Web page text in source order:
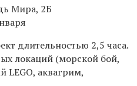
Мира, 2Б
длительностью 2,5 часа.
локаций (морской бой,
LEGO, аквагрим,